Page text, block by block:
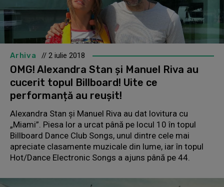
Arhiva // 2 iulie 2018
OMG! Alexandra Stan și Manuel Riva au
cucerit topul Billboard! Uite ce
performanță au reușit!
Alexandra Stan și Manuel Riva au dat lovitura cu
„Miami”. Piesa lor a urcat până pe locul 10 în topul
Billboard Dance Club Songs, unul dintre cele mai
apreciate clasamente muzicale din lume, iar în topul
Hot/Dance Electronic Songs a ajuns până pe 44.